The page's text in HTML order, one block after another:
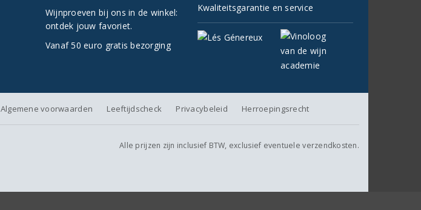
Wijnproeven bij ons in de winkel:
ontdek jouw favoriet.
Vanaf 50 euro gratis bezorging
Kwaliteitsgarantie en service
Algemene voorwaarden Leeftijdscheck Privacybeleid Herroepingsrecht
Alle prijzen zijn inclusief BTW, exclusief eventuele verzendkosten.